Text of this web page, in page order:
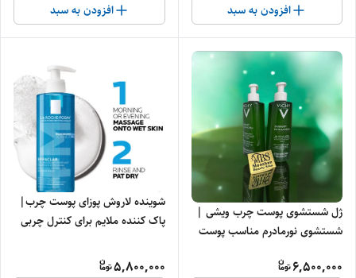
افزودن به سبد افزودن به سبد
ژل شستشوی پوست چرب ویشی |
شستشوی نورمادرم مناسب پوست
6,500,000
شوینده لاروش پوزای پوست چرب|
پاک کننده ملایم برای کنترل چربی
5,800,000